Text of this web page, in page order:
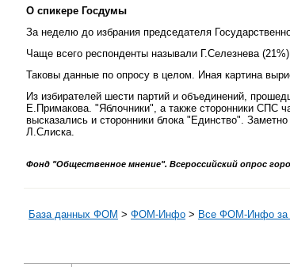
О спикере Госдумы
За неделю до избрания председателя
Чаще всего респонденты называли Г.Селезнева
Таковы данные по опросу в целом. Иная картина
Из избирателей шести партий и объединений,
Е.Примакова. "Яблочники", а также сторонники СПС
высказались и сторонники блока "Единство".
Л.Слиска.
Фонд "Общественное мнение". Всероссийский опрос
База данных ФОМ > ФOM-Инфо > Все ФОМ-Инфо за